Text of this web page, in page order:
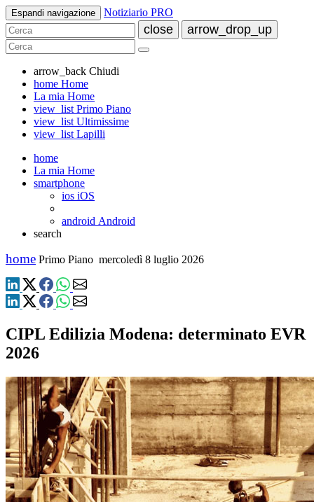
Espandi navigazione Notiziario PRO
close arrow_drop_up
arrow_back Chiudi
home Home
La mia Home
view_list Primo Piano
view_list Ultimissime
view_list Lapilli
home
La mia Home
smartphone
ios iOS
android Android
search
home Primo Piano mercoledì 8 luglio 2026
CIPL Edilizia Modena: determinato EVR
2026